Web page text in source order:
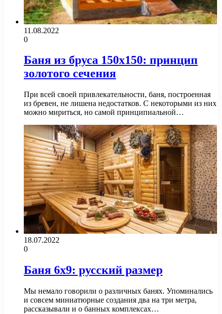
11.08.2022
0
Баня из бруса 150х150: принцип
золотого сечения
При всей своей привлекательности, баня, построенная
из бревен, не лишена недостатков. С некоторыми из них
можно мириться, но самой принципиальной…
18.07.2022
0
Баня 6х9: русский размер
Мы немало говорили о различных банях. Упоминались
и совсем миниатюрные создания два на три метра,
рассказывали и о банных комплексах…